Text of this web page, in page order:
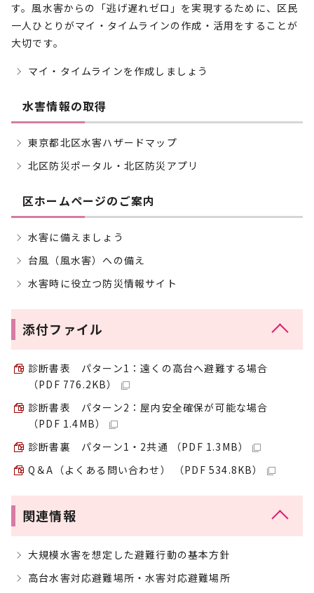
す。風水害からの「逃げ遅れゼロ」を実現するために、区民
一人ひとりがマイ・タイムラインの作成・活用をすることが
大切です。
マイ・タイムラインを作成しましょう
水害情報の取得
東京都北区水害ハザードマップ
北区防災ポータル・北区防災アプリ
区ホームページのご案内
水害に備えましょう
台風（風水害）への備え
水害時に役立つ防災情報サイト
添付ファイル
診断書表 パターン1：遠くの高台へ避難する場合
（PDF 776.2KB）
診断書表 パターン2：屋内安全確保が可能な場合
（PDF 1.4MB）
診断書裏 パターン1・2共通 （PDF 1.3MB）
Q＆A（よくある問い合わせ） （PDF 534.8KB）
関連情報
大規模水害を想定した避難行動の基本方針
高台水害対応避難場所・水害対応避難場所